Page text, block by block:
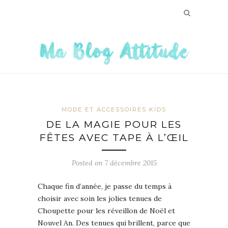
MODE ET ACCESSOIRES KIDS
DE LA MAGIE POUR LES
FÊTES AVEC TAPE À L’ŒIL
Posted on 7 décembre 2015
Chaque fin d’année, je passe du temps à
choisir avec soin les jolies tenues de
Choupette pour les réveillon de Noël et
Nouvel An. Des tenues qui brillent, parce que